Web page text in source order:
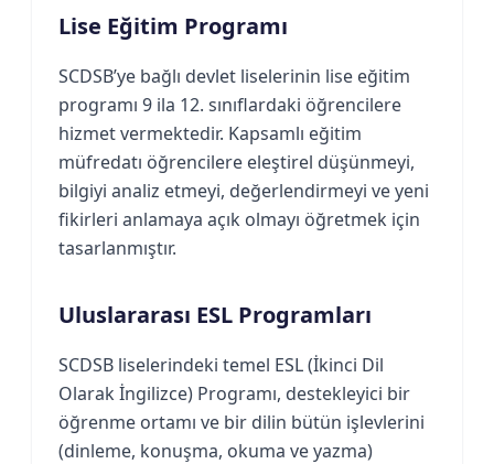
Lise Eğitim Programı
SCDSB’ye bağlı devlet liselerinin lise eğitim
programı 9 ila 12. sınıflardaki öğrencilere
hizmet vermektedir. Kapsamlı eğitim
müfredatı öğrencilere eleştirel düşünmeyi,
bilgiyi analiz etmeyi, değerlendirmeyi ve yeni
fikirleri anlamaya açık olmayı öğretmek için
tasarlanmıştır.
Uluslararası ESL Programları
SCDSB liselerindeki temel ESL (İkinci Dil
Olarak İngilizce) Programı, destekleyici bir
öğrenme ortamı ve bir dilin bütün işlevlerini
(dinleme, konuşma, okuma ve yazma)